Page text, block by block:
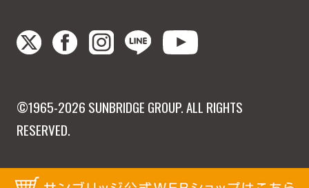
©1965-2026 SUNBRIDGE GROUP. ALL RIGHTS
RESERVED.